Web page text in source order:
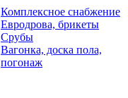
Комплексное снабжение
Евродрова, брикеты
Срубы
Вагонка, доска пола,
погонаж